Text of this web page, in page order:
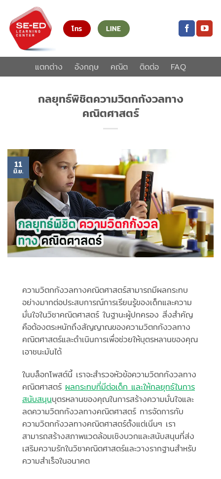
ยัง
เนื้อหา
โทร LINE
แตกต่าง อังกฤษ คณิต ติดต่อ FAQ
กลยุทธ์พิชิตความวิตกกังวลทาง
คณิตศาสตร์
11
มิ.ย.
ความวิตกกังวลทางคณิตศาสตร์สามารถมีผลกระทบ
อย่างมากต่อประสบการณ์การเรียนรู้ของเด็กและความ
มั่นใจในวิชาคณิตศาสตร์ ในฐานะผู้ปกครอง สิ่งสำคัญ
คือต้องตระหนักถึงสัญญาณของความวิตกกังวลทาง
คณิตศาสตร์และดำเนินการเพื่อช่วยให้บุตรหลานของคุณ
เอาชนะมันได้
ในบล็อกโพสต์นี้ เราจะสำรวจหัวข้อความวิตกกังวลทาง
คณิตศาสตร์ ผลกระทบที่มีต่อเด็ก และให้กลยุทธ์ในการ
สนับสนุนบุตรหลานของคุณในการสร้างความมั่นใจและ
ลดความวิตกกังวลทางคณิตศาสตร์ การจัดการกับ
ความวิตกกังวลทางคณิตศาสตร์ตั้งแต่เนิ่นๆ เรา
สามารถสร้างสภาพแวดล้อมเชิงบวกและสนับสนุนที่ส่ง
เสริมความรักในวิชาคณิตศาสตร์และวางรากฐานสำหรับ
ความสำเร็จในอนาคต